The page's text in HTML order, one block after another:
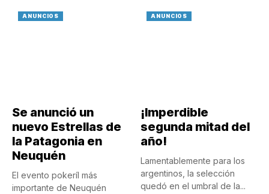
ANUNCIOS
Se anunció un
nuevo Estrellas de
la Patagonia en
Neuquén
El evento pokeríl más
importante de Neuquén
ANUNCIOS
¡Imperdible
segunda mitad del
año!
Lamentablemente para los
argentinos, la selección
quedó en el umbral de la...